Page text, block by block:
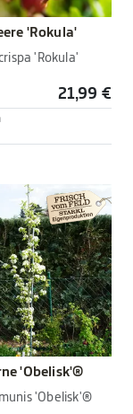
'Rokula'
'Rokula'
21,99 €
'Obelisk'®
'Obelisk'®